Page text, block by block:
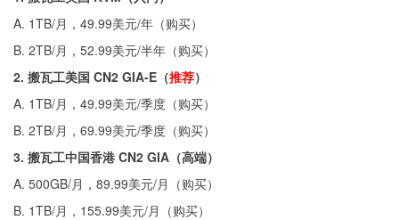
A. 1TB/月，49.99美元/年（购买）
B. 2TB/月，52.99美元/半年（购买）
2. 搬瓦工美国 CN2 GIA-E（推荐）
A. 1TB/月，49.99美元/季度（购买）
B. 2TB/月，69.99美元/季度（购买）
3. 搬瓦工中国香港 CN2 GIA（高端）
A. 500GB/月，89.99美元/月（购买）
B. 1TB/月，155.99美元/月（购买）